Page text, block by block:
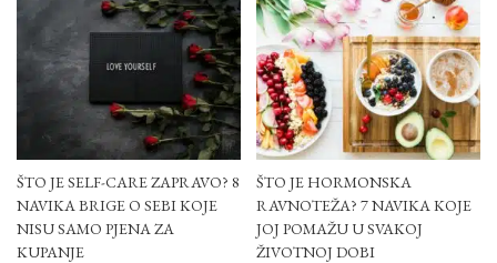
ŠTO JE SELF-CARE ZAPRAVO? 8
NAVIKA BRIGE O SEBI KOJE
NISU SAMO PJENA ZA
KUPANJE
ŠTO JE HORMONSKA
RAVNOTEŽA? 7 NAVIKA KOJE
JOJ POMAŽU U SVAKOJ
ŽIVOTNOJ DOBI